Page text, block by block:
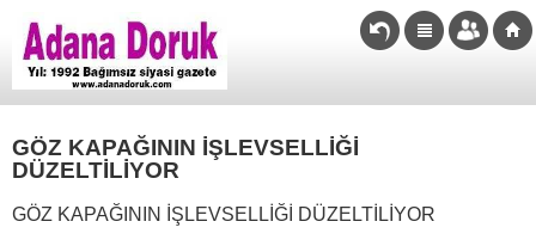
GÖZ KAPAĞININ İŞLEVSELLİĞİ
DÜZELTİLİYOR
GÖZ KAPAĞININ İŞLEVSELLİĞİ DÜZELTİLİYOR